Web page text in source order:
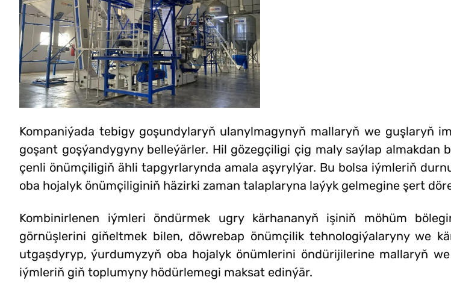
Kompaniýada tebigy goşundylaryň ulanylmagynyň mallaryň we guşlaryň
goşant goşýandygyny belleýärler. Hil gözegçiligi çig maly saýlap almakdan
çenli önümçiligiň ähli tapgyrlarynda amala aşyrylýar. Bu bolsa iýmleriň
oba hojalyk önümçiliginiň häzirki zaman talaplaryna laýyk gelmegine şert
Kombinirlenen iýmleri öndürmek ugry kärhananyň işiniň möhüm
görnüşlerini giňeltmek bilen, döwrebap önümçilik tehnologiýalaryny we
utgaşdyryp, ýurdumyzyň oba hojalyk önümlerini öndürijilerine mallaryň
iýmleriň giň toplumyny hödürlemegi maksat edinýär.